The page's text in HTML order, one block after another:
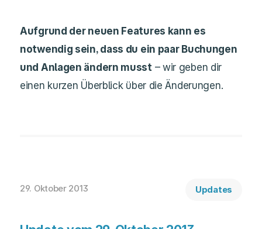
Aufgrund der neuen Features kann es
notwendig sein, dass du ein paar Buchungen
und Anlagen ändern musst– wir geben dir
einen kurzen Überblick über die Änderungen.
29. Oktober 2013 Updates